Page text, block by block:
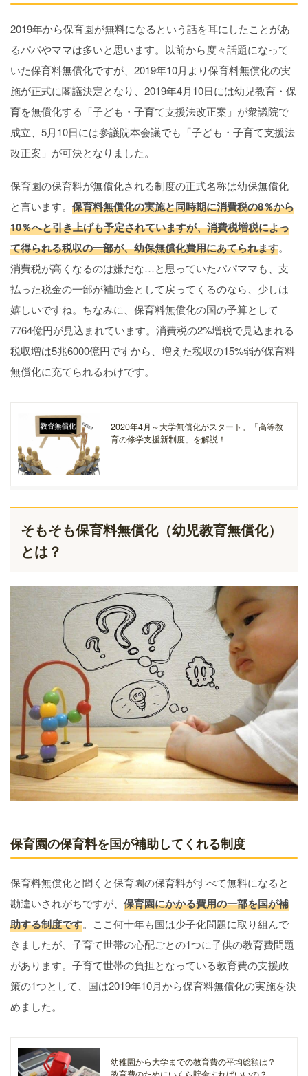
2019年から保育園が無料になるという話を耳にしたことがあ
るパパやママは多いと思います。以前から度々話題になって
いた保育料無償化ですが、2019年10月より保育料無償化の実
施が正式に閣議決定となり、2019年4月10日には幼児教育・保
育を無償化する「子ども・子育て支援法改正案」が衆議院で
成立、5月10日には参議院本会議でも「子ども・子育て支援法
改正案」が可決となりました。
保育園の保育料が無償化される制度の正式名称は幼保無償化
と言います。 保育料無償化の実施と同時期に消費税の8％から
10％へと引き上げも予定されていますが、消費税増税によっ
て得られる税収の一部が、幼保無償化費用にあてられます。
消費税が高くなるのは嫌だな…と思っていたパパママも、支
払った税金の一部が補助金として戻ってくるのなら、少しは
嬉しいですね。ちなみに、保育料無償化の国の予算として
7764億円が見込まれています。消費税の2%増税で見込まれる
税収増は5兆6000億円ですから、増えた税収の15%弱が保育料
無償化に充てられるわけです。
2020年4月～大学無償化がスタート。「高等教
育の修学支援新制度」を解説！
そもそも保育料無償化（幼児教育無償化）
とは？
保育園の保育料を国が補助してくれる制度
保育料無償化と聞くと保育園の保育料がすべて無料になると
勘違いされがちですが、 保育園にかかる費用の一部を国が補
助する制度です。ここ何十年も国は少子化問題に取り組んで
きましたが、子育て世帯の心配ごとの1つに子供の教育費問題
があります。子育て世帯の負担となっている教育費の支援政
策の1つとして、国は2019年10月から保育料無償化の実施を決
めました。
幼稚園から大学までの教育費の平均総額は？